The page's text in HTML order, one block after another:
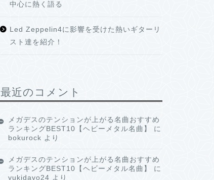
中心に熱く語る
Led Zeppelin4に影響を受けた熱いギターリ
スト達を紹介！
最近のコメント
メガデスのテンションが上がる名曲おすすめ
ランキングBEST10【ヘビーメタル名曲】
に
bokurock より
メガデスのテンションが上がる名曲おすすめ
ランキングBEST10【ヘビーメタル名曲】
に
yukidayo24 より